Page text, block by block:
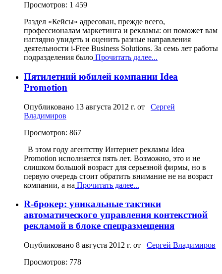
Просмотров: 1 459
Раздел «Кейсы» адресован, прежде всего,
профессионалам маркетинга и рекламы: он поможет вам
наглядно увидеть и оценить разные направления
деятельности i-Free Business Solutions. За семь лет работы
подразделения было Прочитать далее...
Пятилетний юбилей компании Idea
Promotion
Опубликовано 13 августа 2012 г. от Сергей
Владимиров
Просмотров: 867
В этом году агентству Интернет рекламы Idea
Promotion исполняется пять лет. Возможно, это и не
слишком большой возраст для серьезной фирмы, но в
первую очередь стоит обратить внимание не на возраст
компании, а на Прочитать далее...
R-брокер: уникальные тактики
автоматического управления контекстной
рекламой в блоке спецразмещения
Опубликовано 8 августа 2012 г. от Сергей Владимиров
Просмотров: 778